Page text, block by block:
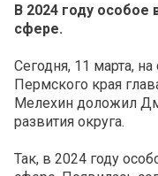
В 2024 году особое
сфере.
Сегодня, 11 марта,
Пермского края
Мелехин доложил
развития округа.
Так, в 2024 году